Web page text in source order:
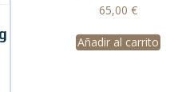
65,00 €
Añadir al carrito